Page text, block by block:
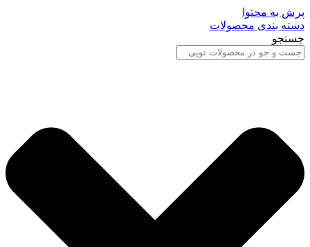
پرش به محتوا
دسته بندی محصولات
جستجو